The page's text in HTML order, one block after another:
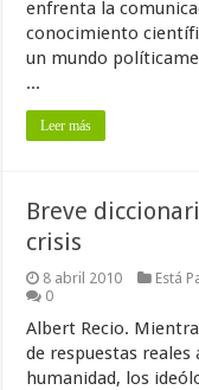
enfrenta la
conocimiento
un mundo
...
Leer más
Breve
crisis
8 abril 2010 Está
0
Albert Recio.
de respuestas
humanidad, los